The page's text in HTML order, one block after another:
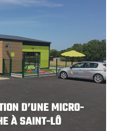
D’UNE MICRO-
À SAINT-LÔ